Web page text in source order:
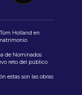
Holland en
de Nominados
reto del público
estas son las obras